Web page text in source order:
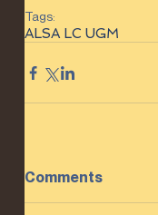
Tags:
ALSA LC UGM
Comments